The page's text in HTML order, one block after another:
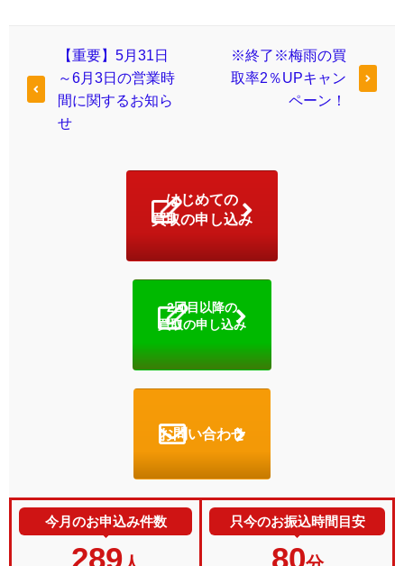
【重要】5月31日
～6月3日の営業時
間に関するお知ら
せ
※終了※梅雨の買
取率2％UPキャン
ペーン！
はじめての
買取の申し込み
2回目以降の
買取の申し込み
お問い合わせ
今月のお申込み件数
289
只今のお振込時間目安
80